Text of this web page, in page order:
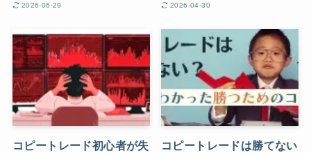
2026-06-29 2026-04-30
コピートレード初心者が失
コピートレードは勝てない